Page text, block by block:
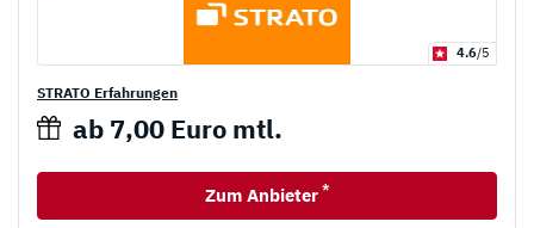
4.6/5
STRATO Erfahrungen
ab 7,00 Euro mtl.
Zum Anbieter *